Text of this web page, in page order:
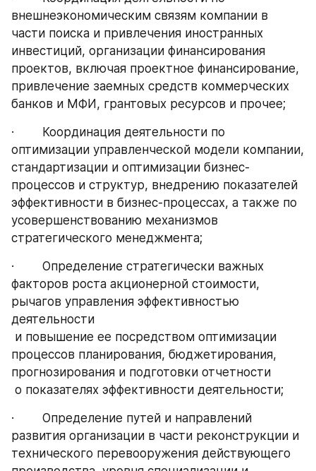
внешнеэкономическим связям компании в
части поиска и привлечения иностранных
инвестиций, организации финансирования
проектов, включая проектное финансирование,
привлечение заемных средств коммерческих
банков и МФИ, грантовых ресурсов и прочее;
·        Координация деятельности по
оптимизации управленческой модели компании,
стандартизации и оптимизации бизнес-
процессов и структур, внедрению показателей
эффективности в бизнес-процессах, а также по
усовершенствованию механизмов
стратегического менеджмента;
·        Определение стратегически важных
факторов роста акционерной стоимости,
рычагов управления эффективностью
деятельности
процессов планирования, бюджетирования,
прогнозирования и подготовки отчетности
о показателях эффективности деятельности;
·        Определение путей и направлений
развития организации в части реконструкции и
технического перевооружения действующего